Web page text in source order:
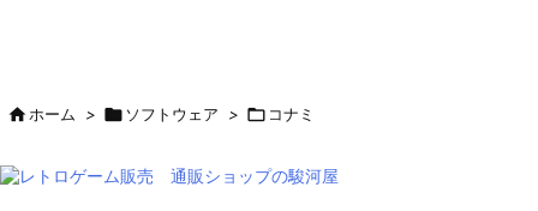
ホーム >  ソフトウェア >  コナミ